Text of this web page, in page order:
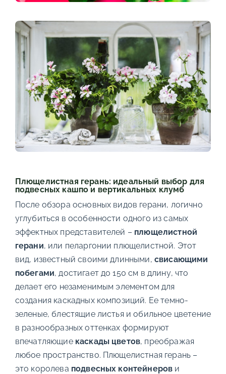
Плющелистная герань: идеальный выбор для
подвесных кашпо и вертикальных клумб
После обзора основных видов герани, логично
углубиться в особенности одного из самых
эффектных представителей – плющелистной
герани, или пеларгонии плющелистной. Этот
вид, известный своими длинными, свисающими
побегами, достигает до 150 см в длину, что
делает его незаменимым элементом для
создания каскадных композиций. Ее темно-
зеленые, блестящие листья и обильное цветение
в разнообразных оттенках формируют
впечатляющие каскады цветов, преображая
любое пространство. Плющелистная герань –
это королева подвесных контейнеров и